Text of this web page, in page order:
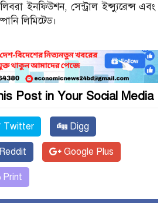
ইনফিউশন, সেন্ট্রাল ইন্স্যুরেন্স এবং
লিমিটেড।
Post in Your Social Media
Twitter Digg
Reddit Google Plus
Print